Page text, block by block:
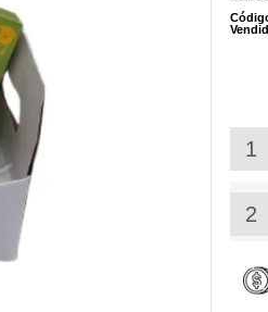
1
2